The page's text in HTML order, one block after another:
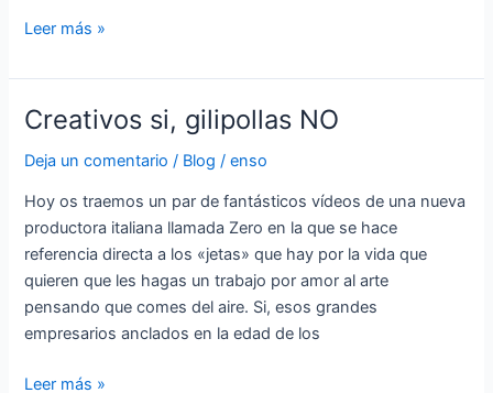
Leer más »
Creativos si, gilipollas NO
Deja un comentario / Blog /enso
Hoy os traemos un par de fantásticos vídeos de una nueva
productora italiana llamada Zero en la que se hace
referencia directa a los «jetas» que hay por la vida que
quieren que les hagas un trabajo por amor al arte
pensando que comes del aire. Si, esos grandes
empresarios anclados en la edad de los
Creativos
gilipollas
NO
Leer más »